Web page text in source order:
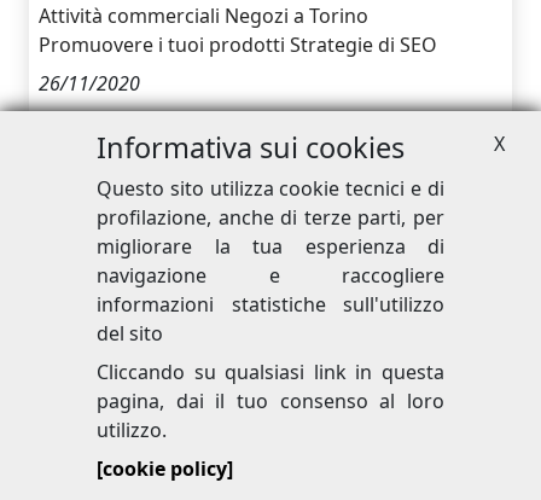
Attività commerciali Negozi a Torino
Promuovere i tuoi prodotti Strategie di SEO
26/11/2020
Rem Ceramiche rivenditore
MOBILCRAB
I nostri siti web
X
Informativa sui cookies
Questo sito utilizza cookie tecnici e di
profilazione, anche di terze parti, per
migliorare la tua esperienza di
navigazione e raccogliere
informazioni statistiche sull'utilizzo
del sito
Cliccando su qualsiasi link in questa
pagina, dai il tuo consenso al loro
utilizzo.
[cookie policy]